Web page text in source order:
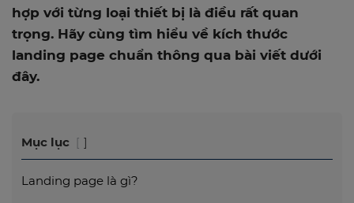
hợp với từng loại thiết bị là điều rất quan
trọng. Hãy cùng tìm hiểu về kích thước
landing page chuẩn thông qua bài viết dưới
đây.
Mục lục
Landing page là gì?